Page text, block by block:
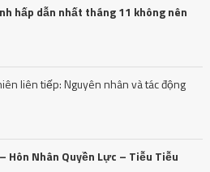
hấp dẫn nhất tháng 11 không nên
liên tiếp: Nguyên nhân và tác động
Hôn Nhân Quyền Lực – Tiễu Tiễu